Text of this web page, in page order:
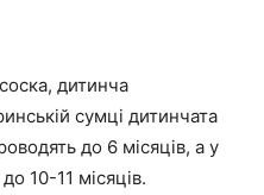
дитинча
сумці дитинчата
до 6 місяців, а у
10-11 місяців.